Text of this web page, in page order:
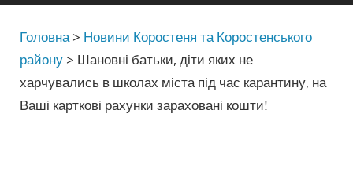
Головна > Новини Коростеня та Коростенського
району > Шановні батьки, діти яких не
харчувались в школах міста під час карантину, на
Ваші карткові рахунки зараховані кошти!